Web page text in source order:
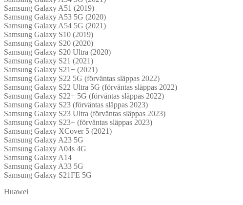
Samsung Galaxy A51 (2019)
Samsung Galaxy A53 5G (2020)
Samsung Galaxy A54 5G (2021)
Samsung Galaxy S10 (2019)
Samsung Galaxy S20 (2020)
Samsung Galaxy S20 Ultra (2020)
Samsung Galaxy S21 (2021)
Samsung Galaxy S21+ (2021)
Samsung Galaxy S22 5G (förväntas släppas 2022)
Samsung Galaxy S22 Ultra 5G (förväntas släppas 2022)
Samsung Galaxy S22+ 5G (förväntas släppas 2022)
Samsung Galaxy S23 (förväntas släppas 2023)
Samsung Galaxy S23 Ultra (förväntas släppas 2023)
Samsung Galaxy S23+ (förväntas släppas 2023)
Samsung Galaxy XCover 5 (2021)
Samsung Galaxy A23 5G
Samsung Galaxy A04s 4G
Samsung Galaxy A14
Samsung Galaxy A33 5G
Samsung Galaxy S21FE 5G
Huawei